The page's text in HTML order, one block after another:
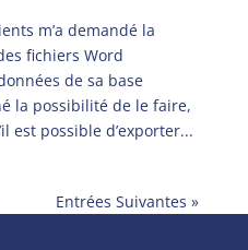
m’a demandé la
fichiers Word
de sa base
la possibilité de le faire,
est possible d’exporter...
Entrées Suivantes »